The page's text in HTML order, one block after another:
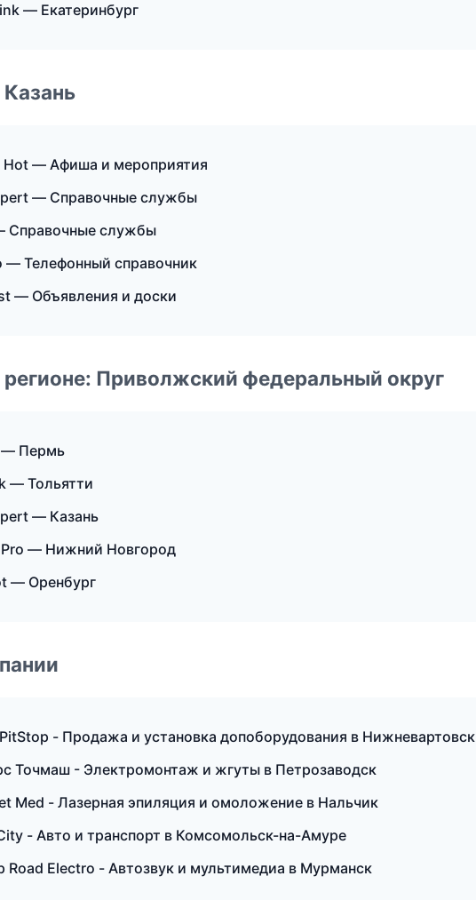
— Екатеринбург
Hot — Афиша и мероприятия
— Справочные службы
Справочные службы
— Телефонный справочник
— Объявления и доски
Приволжский федеральный округ
— Пермь
— Тольятти
— Казань
Pro — Нижний Новгород
— Оренбург
- Продажа и установка допоборудования в Нижневартовск
Точмаш - Электромонтаж и жгуты в Петрозаводск
Med - Лазерная эпиляция и омоложение в Нальчик
- Авто и транспорт в Комсомольск-на-Амуре
Road Electro - Автозвук и мультимедиа в Мурманск